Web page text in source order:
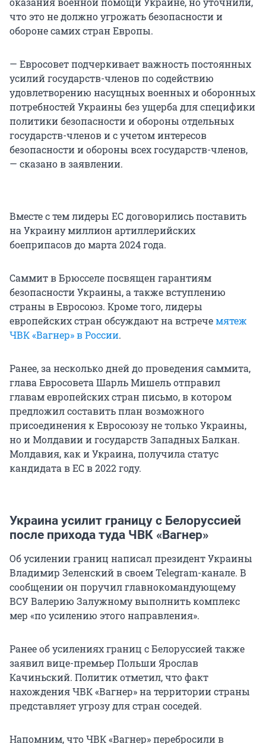
что это не должно угрожать безопасности и
обороне самих стран Европы.
— Евросовет подчеркивает важность постоянных
усилий государств-членов по содействию
удовлетворению насущных военных и оборонных
потребностей Украины без ущерба для специфики
политики безопасности и обороны отдельных
государств-членов и с учетом интересов
безопасности и обороны всех государств-членов,
— сказано в заявлении.
Вместе с тем лидеры ЕС договорились поставить
на Украину миллион артиллерийских
боеприпасов до марта 2024 года.
Саммит в Брюсселе посвящен гарантиям
безопасности Украины, а также вступлению
страны в Евросоюз. Кроме того, лидеры
европейских стран обсуждают на встречемятеж
ЧВК «Вагнер» в России.
Ранее, за несколько дней до проведения саммита,
глава Евросовета Шарль Мишель отправил
главам европейских стран письмо, в котором
предложил составить план возможного
присоединения к Евросоюзу не только Украины,
но и Молдавии и государств Западных Балкан.
Молдавия, как и Украина, получила статус
кандидата в ЕС в 2022 году.
Украина усилит границу с Белоруссией
после прихода туда ЧВК «Вагнер»
Об усилении границ написал президент Украины
Владимир Зеленский в своем Telegram-канале. В
сообщении он поручил главнокомандующему
ВСУ Валерию Залужному выполнить комплекс
мер «по усилению этого направления».
Ранее об усилениях границ с Белоруссией также
заявил вице-премьер Польши Ярослав
Качиньский. Политик отметил, что факт
нахождения ЧВК «Вагнер» на территории страны
представляет угрозу для стран соседей.
Напомним, что ЧВК «Вагнер» перебросили в